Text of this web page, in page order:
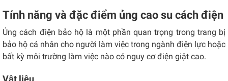
Tính năng và đặc điểm ủng cao su cách điện
Ủng cách điện bảo hộ là một phần quan trọng trong trang bị
bảo hộ cá nhân cho người làm việc trong ngành điện lực hoặc
bất kỳ môi trường làm việc nào có nguy cơ điện giật cao.
Vật liệu